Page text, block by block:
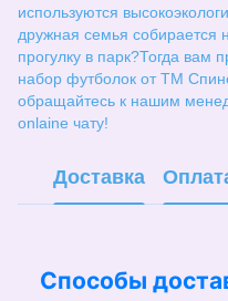
используются
дружная семья собирается
прогулку в парк?Тогда вам
набор футболок от ТМ
обращайтесь к нашим
onlaine чату!
Доставка
Способы